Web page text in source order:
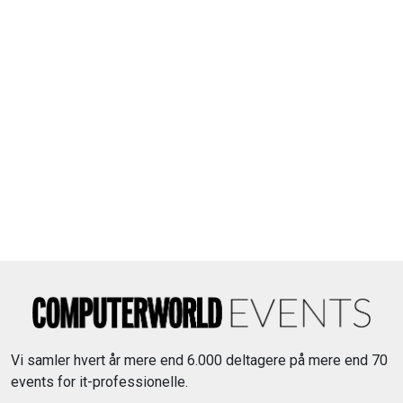
Vi samler hvert år mere end 6.000 deltagere på mere end 70
events for it-professionelle.